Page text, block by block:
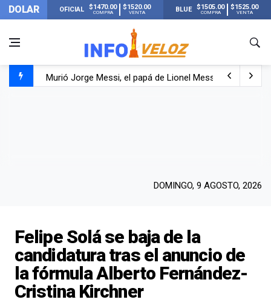
DOLAR OFICIAL $1470.00
COMPRA
$1520.00
VENTA BLUE $1505.00
COMPRA
$1525.00
VENTA
Murió Jorge Messi, el papá de Lionel Messi
DOMINGO, 9 AGOSTO, 2026
Felipe Solá se baja de la
candidatura tras el anuncio de
la fórmula Alberto Fernández-
Cristina Kirchner